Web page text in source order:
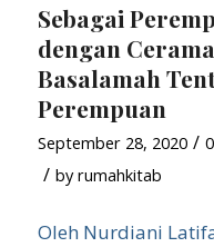
Sebagai
dengan
Basalamah
Perempuan
September 28, 2020 /
/ byrumahkitab
Oleh Nurdiani